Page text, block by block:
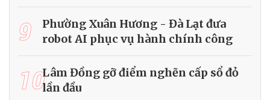
9
Phường Xuân Hương - Đà Lạt đưa
robot AI phục vụ hành chính công
10Lâm Đồng gỡ điểm nghẽn cấp sổ đỏ
lần đầu